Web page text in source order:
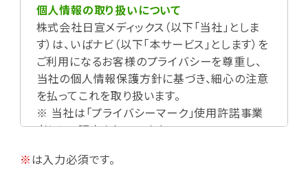
個人情報の取り扱いについて
株式会社日宣メディックス（以下「当社」としま
す）は、いばナビ（以下「本サービス」とします）を
ご利用になるお客様のプライバシーを尊重し、
当社の個人情報保護方針に基づき、細心の注意
を払ってこれを取り扱います。
※ 当社は「プライバシーマーク」使用許諾事業
者として認定されています。
※は入力必須です。